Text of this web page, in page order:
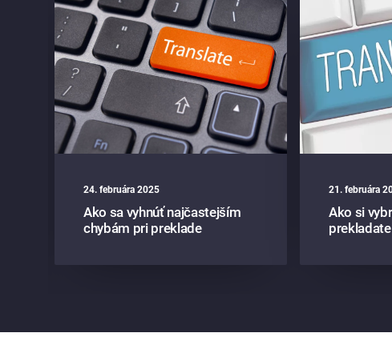
24. februára 2025
Ako sa vyhnúť najčastejším
chybám pri preklade
21. februára
Ako si